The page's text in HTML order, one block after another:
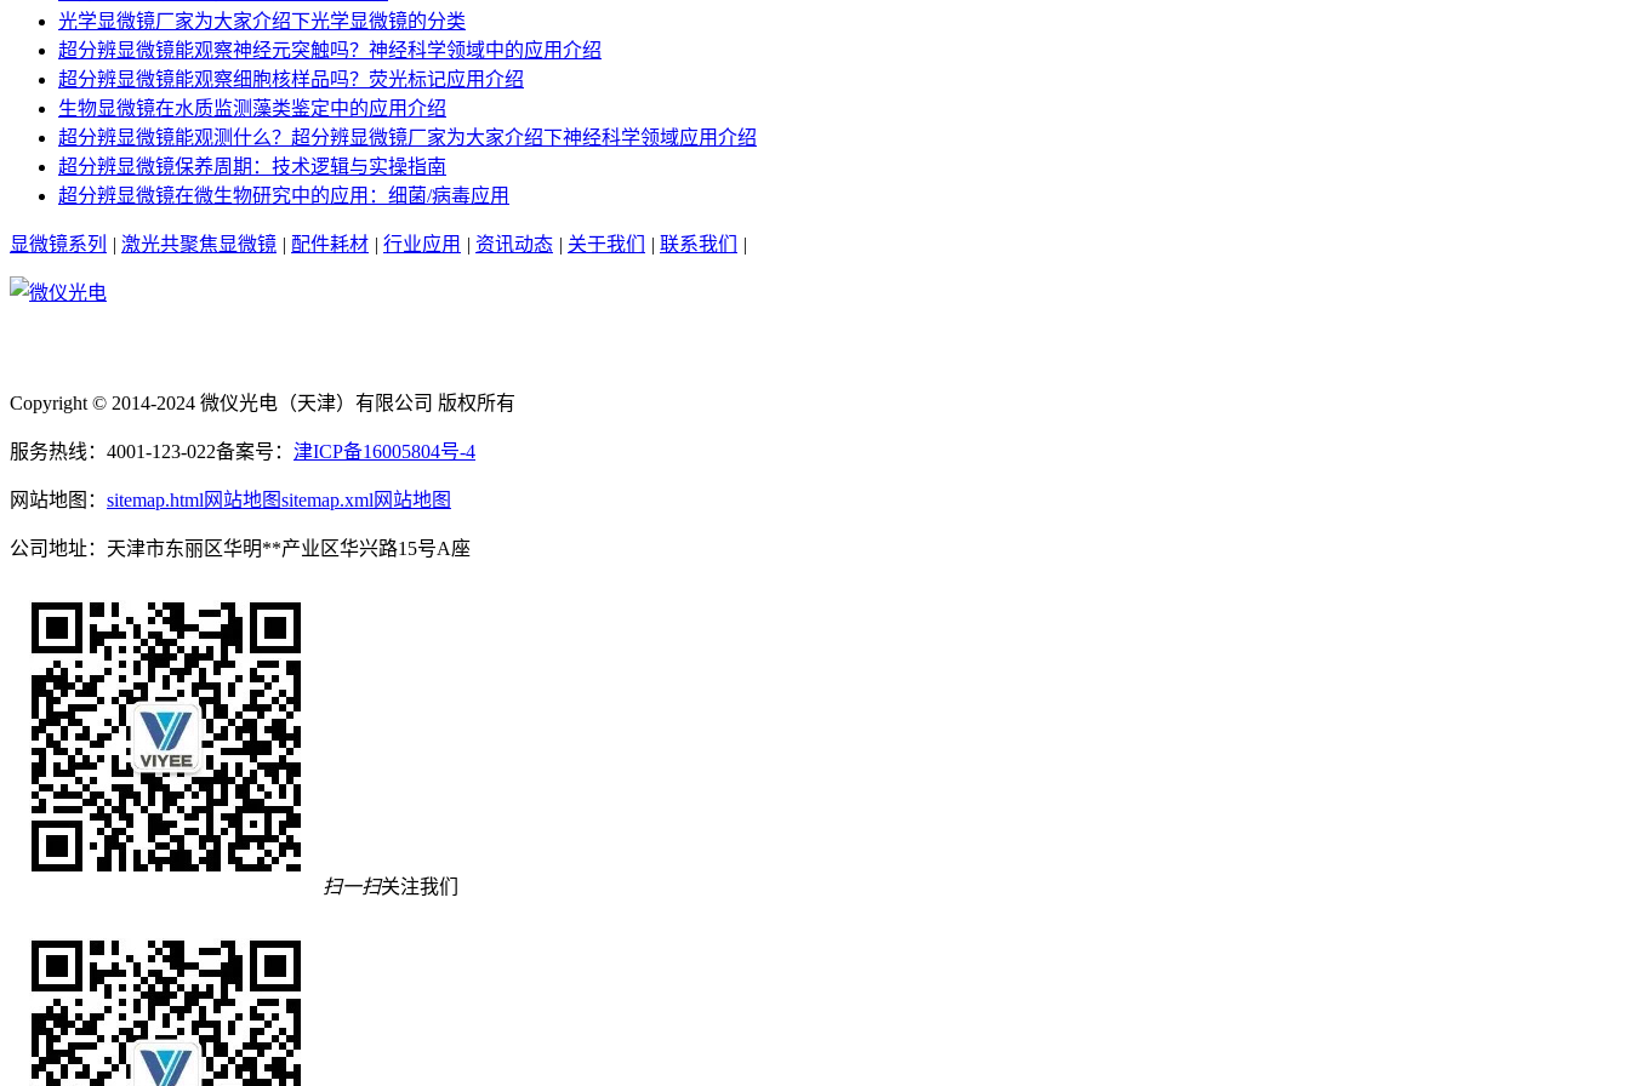
光学显微镜厂家为大家介绍下光学显微镜的分类
超分辨显微镜能观察神经元突触吗？神经科学领域中的应用介绍
超分辨显微镜能观察细胞核样品吗？荧光标记应用介绍
生物显微镜在水质监测藻类鉴定中的应用介绍
超分辨显微镜能观测什么？超分辨显微镜厂家为大家介绍下神经科学领域应用介绍
超分辨显微镜保养周期：技术逻辑与实操指南
超分辨显微镜在微生物研究中的应用：细菌/病毒应用
显微镜系列 激光共聚焦显微镜 配件耗材 行业应用 资讯动态 关于我们 联系我们
Copyright © 2014-2024 微仪光电（天津）有限公司 版权所有
服务热线：4001-123-022备案号： 津ICP备16005804号-4
网站地图： sitemap.html网站地图sitemap.xml网站地图
公司地址：天津市东丽区华明**产业区华兴路15号A座
扫一扫关注我们